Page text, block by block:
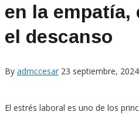
en la
el descanso
By admccesar 23 septiembre, 2024
El estrés laboral es uno de los